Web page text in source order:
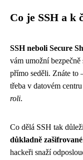
Co je SSH a k
SSH neboli Secure
vám umožní
přímo seděli. Znáte to
třeba v datovém
roli.
Co dělá SSH tak
důkladně zašifrované
hackeři snaží